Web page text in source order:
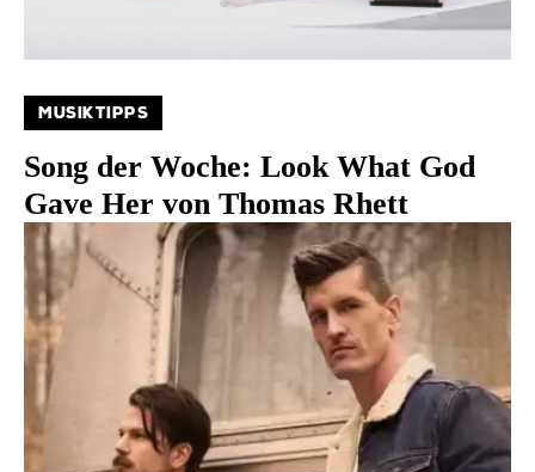
MUSIKTIPPS
Song der Woche: Look What God
Gave Her von Thomas Rhett